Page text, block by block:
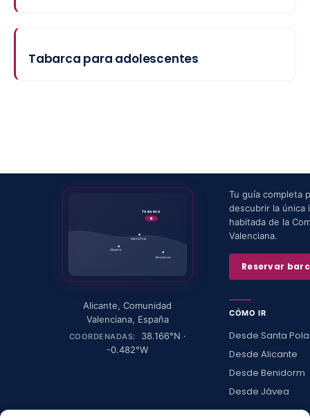
Tabarca para adolescentes
TABARCA
Santa Pola
Alicante
Benidorm
Alicante,Comunidad
Valenciana, España
COORDENADAS: 38.166°N ·
-0.482°W
Tu guía completa
descubrir la única
habitada de la
Valenciana.
Reservar
CÓMO IR
Desde Santa Pola
Desde Alicante
Desde Benidorm
Desde Jávea